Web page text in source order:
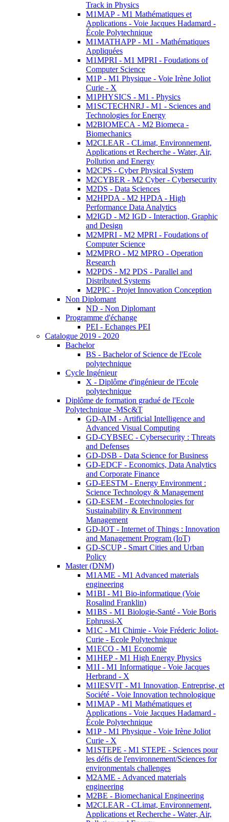
Track in Physics
M1MAP - M1 Mathématiques et
Applications - Voie Jacques Hadamard -
École Polytechnique
M1MATHAPP - M1 - Mathématiques
Appliquées
M1MPRI - M1 MPRI - Foudations of
Computer Science
M1P - M1 Physique - Voie Irène Joliot
Curie - X
M1PHYSICS - M1 - Physics
M1SCTECHNRJ - M1 - Sciences and
Technologies for Energy
M2BIOMECA - M2 Biomeca -
Biomechanics
M2CLEAR - CLimat, Environnement,
Applications et Recherche - Water, Air,
Pollution and Energy
M2CPS - Cyber Physical System
M2CYBER - M2 Cyber - Cybersecurity
M2DS - Data Sciences
M2HPDA - M2 HPDA - High
Performance Data Analytics
M2IGD - M2 IGD - Interaction, Graphic
and Design
M2MPRI - M2 MPRI - Foudations of
Computer Science
M2MPRO - M2 MPRO - Operation
Research
M2PDS - M2 PDS - Parallel and
Distributed Systems
M2PIC - Projet Innovation Conception
Non Diplomant
ND - Non Diplomant
Programme d'échange
PEI - Echanges PEI
Catalogue 2019 - 2020
Bachelor
BS - Bachelor of Science de l'Ecole
polytechnique
Cycle Ingénieur
X - Diplôme d'ingénieur de l'Ecole
polytechnique
Diplôme de formation gradué de l'Ecole
Polytechnique -MSc&T
GD-AIM - Artificial Intelligence and
Advanced Visual Computing
GD-CYBSEC - Cybersecurity : Threats
and Defenses
GD-DSB - Data Science for Business
GD-EDCF - Economics, Data Analytics
and Corporate Finance
GD-EESTM - Energy Environment :
Science Technology & Management
GD-ESEM - Ecotechnologies for
Sustainability & Environment
Management
GD-IOT - Internet of Things : Innovation
and Management Program (IoT)
GD-SCUP - Smart Cities and Urban
Policy
Master (DNM)
M1AME - M1 Advanced materials
engineering
M1BI - M1 Bio-informatique (Voie
Rosalind Franklin)
M1BS - M1 Biologie-Santé - Voie Boris
Ephrussi-X
M1C - M1 Chimie - Voie Fréderic Joliot-
Curie - Ecole Polytechnique
M1ECO - M1 Economie
M1HEP - M1 High Energy Physics
M1I - M1 Informatique - Voie Jacques
Herbrand - X
M1IESVIT - M1 Innovation, Entreprise, et
Société - Voie Innovation technologique
M1MAP - M1 Mathématiques et
Applications - Voie Jacques Hadamard -
École Polytechnique
M1P - M1 Physique - Voie Irène Joliot
Curie - X
M1STEPE - M1 STEPE - Sciences pour
les défis de l'environnement/Sciences for
environmentals challenges
M2AME - Advanced materials
engineering
M2BE - Biomechanical Engineering
M2CLEAR - CLimat, Environnement,
Applications et Recherche - Water, Air,